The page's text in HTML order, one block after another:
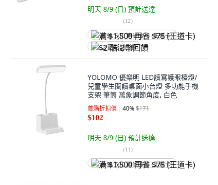
明天 8/9 (日) 預計送達
(12)
满 $1,500 再省 $75 (王道卡)
$2 酷澎幣回饋
YOLOMO 優樂明 LED讀寫護眼檯燈/
兒童學生閱讀桌面小台燈 多功能手機
支架 筆筒 萬象調節角度, 白色
首購折扣價 40%$171
$102
明天 8/9 (日) 預計送達
(11)
满 $1,500 再省 $75 (王道卡)